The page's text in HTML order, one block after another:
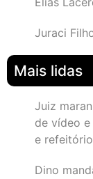
Juraci
Mais lidas
Juiz
de vídeo
e refeitório
Dino